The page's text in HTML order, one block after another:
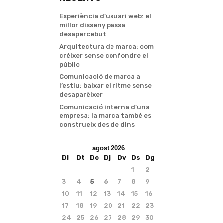
Experiència d’usuari web: el
millor disseny passa
desapercebut
Arquitectura de marca: com
créixer sense confondre el
públic
Comunicació de marca a
l’estiu: baixar el ritme sense
desaparèixer
Comunicació interna d’una
empresa: la marca també es
construeix des de dins
agost 2026
Dl
Dt Dc Dj Dv Ds
Dg
1
2
3
4 5 6 7 8
9
10
11 12 13 14 15
16
17
18 19 20 21 22
23
24
25 26 27 28 29 30